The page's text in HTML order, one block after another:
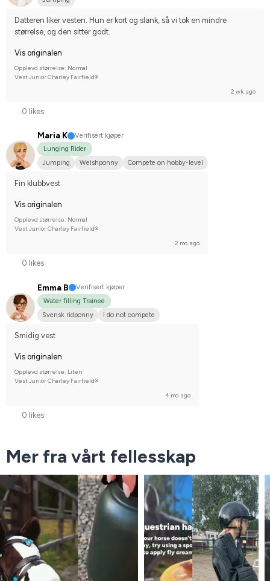
Datteren liker vesten. Hun er kort og slank, så vi tok en mindre
størrelse, og den sitter godt.
Vis originalen
Opplevd størrelse: Normal
Vest Junior Charley Fairfield®
2 wk. ago
0 likes
Maria K
Verifisert kjøper
Lunging Rider
Jumping
Welshponny Compete on hobby-level
Fin klubbvest
Vis originalen
Opplevd størrelse: Normal
Vest Junior Charley Fairfield®
2 mo. ago
0 likes
Emma B
Verifisert kjøper
Water filling Trainee
Svensk ridponny
I do not compete
Smidig vest
Vis originalen
Opplevd størrelse: Liten
Vest Junior Charley Fairfield®
4 mo. ago
0 likes
Mer fra vårt fellesskap